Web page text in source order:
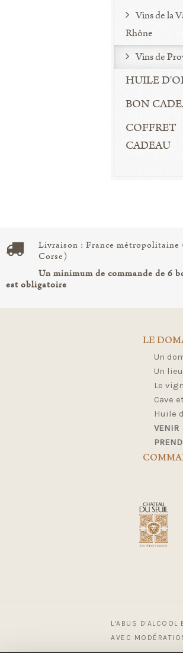
Vins de la
Rhône
Vins de
HUILE
BON
COFFRET
CADEAU
Livraison : France métropolitaine
Corse)
Un minimum de commande de 6
est obligatoire
LE
Un
Un
Le
Cave
Huile
VENIR
L'ABUS D'ALCOOL
AVEC